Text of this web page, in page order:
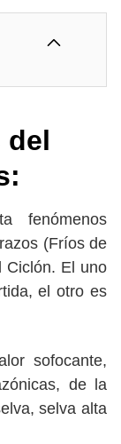
del
fenómenos
(Fríos de
Ciclón. El uno
el otro es
sofocante,
de la
selva alta